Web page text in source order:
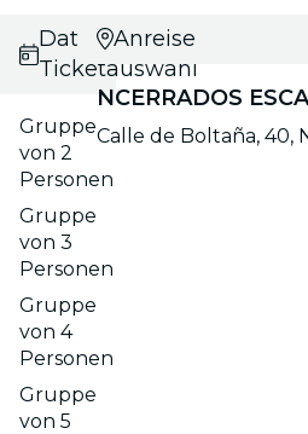
Datums- und
Ticketauswahl
Gruppe
von 2
Personen
Gruppe
von 3
Personen
Gruppe
von 4
Personen
Gruppe
von 5
Anreise
NCERRADOS
Calle de Boltaña, 40,